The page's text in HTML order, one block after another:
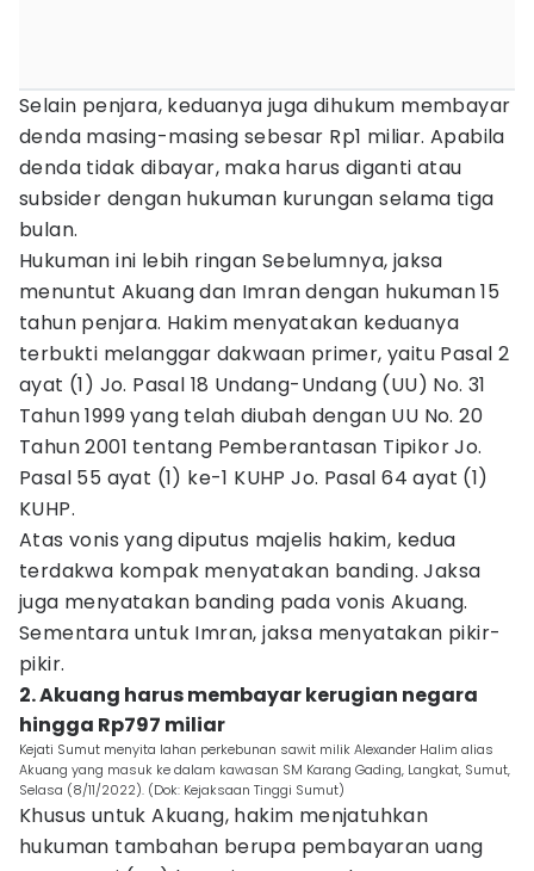
Selain penjara, keduanya juga dihukum membayar
denda masing-masing sebesar Rp1 miliar. Apabila
denda tidak dibayar, maka harus diganti atau
subsider dengan hukuman kurungan selama tiga
bulan.
Hukuman ini lebih ringan Sebelumnya, jaksa
menuntut Akuang dan Imran dengan hukuman 15
tahun penjara. Hakim menyatakan keduanya
terbukti melanggar dakwaan primer, yaitu Pasal 2
ayat (1) Jo. Pasal 18 Undang-Undang (UU) No. 31
Tahun 1999 yang telah diubah dengan UU No. 20
Tahun 2001 tentang Pemberantasan Tipikor Jo.
Pasal 55 ayat (1) ke-1 KUHP Jo. Pasal 64 ayat (1)
KUHP.
Atas vonis yang diputus majelis hakim, kedua
terdakwa kompak menyatakan banding. Jaksa
juga menyatakan banding pada vonis Akuang.
Sementara untuk Imran, jaksa menyatakan pikir-
pikir.
2. Akuang harus membayar kerugian negara
hingga Rp797 miliar
Kejati Sumut menyita lahan perkebunan sawit milik Alexander Halim alias
Akuang yang masuk ke dalam kawasan SM Karang Gading, Langkat, Sumut,
Selasa (8/11/2022). (Dok: Kejaksaan Tinggi Sumut)
Khusus untuk Akuang, hakim menjatuhkan
hukuman tambahan berupa pembayaran uang